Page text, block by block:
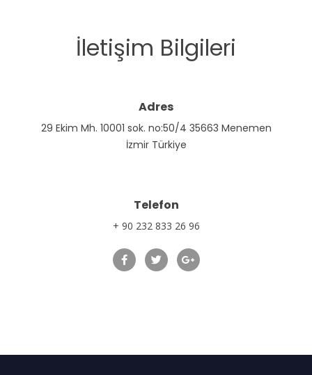
İletişim Bilgileri
Adres
29 Ekim Mh. 10001 sok. no:50/4 35663 Menemen
İzmir Türkiye
Telefon
+ 90 232 833 26 96